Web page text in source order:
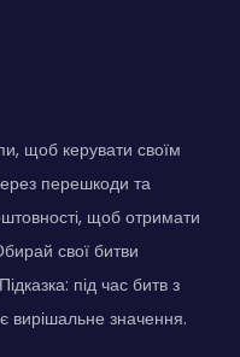
щоб керувати своїм
перешкоди та
щоб отримати
свої битви
під час битв з
вирішальне значення.